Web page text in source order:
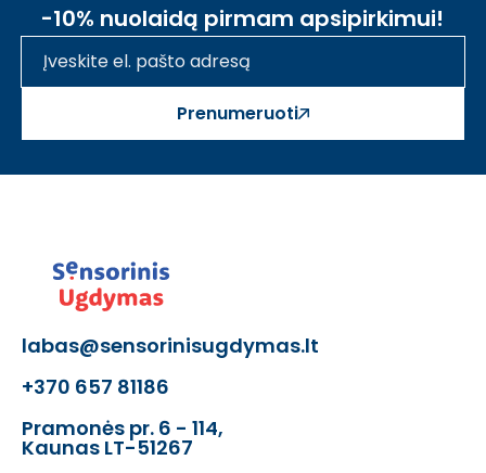
-10% nuolaidą pirmam apsipirkimui!
Prenumeruoti
labas@sensorinisugdymas.lt
+370 657 81186
Pramonės pr. 6 - 114,
Kaunas LT-51267